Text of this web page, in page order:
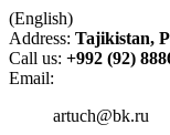
(English)
Address: Tajikistan,
Call us: +992 (92)
Email:
artuch@bk.ru